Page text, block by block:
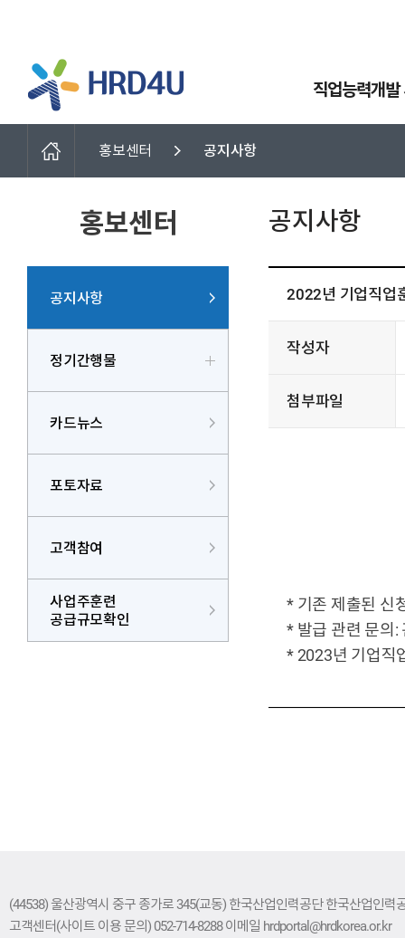
직업능력개발
홍보센터 공지사항
홍보센터
공지사항
정기간행물
카드뉴스
포토자료
고객참여
사업주훈련
공급규모확인
공지사항
2022년 기업직업
작성자
첨부파일
* 기존 제출된 신
* 발급 관련 문의:
* 2023년 기업직
(44538) 울산광역시 중구 종가로 345(교동) 한국산업인력공단 한국산업인력
고객센터(사이트 이용 문의) 052-714-8288 이메일 hrdportal@hrdkorea.or.kr